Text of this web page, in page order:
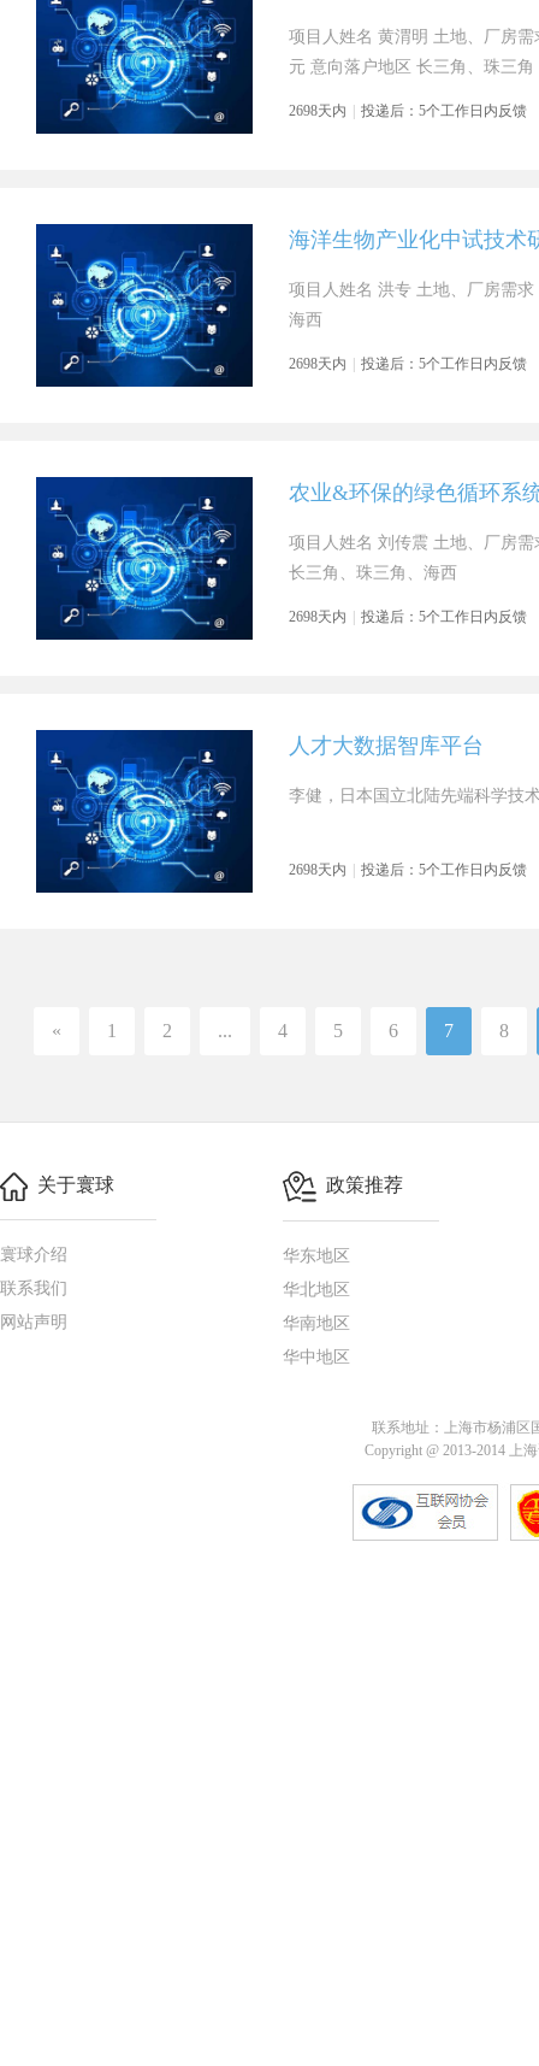
项目人姓名 黄渭明 土地、厂房需
元 意向落户地区 长三角、珠三角
2698天内 投递后：5个工作日内反馈
海洋生物产业化中试技术
项目人姓名 洪专 土地、厂房需
海西
2698天内 投递后：5个工作日内反馈
农业&环保的绿色循环系
项目人姓名 刘传震 土地、厂房
长三角、珠三角、海西
2698天内 投递后：5个工作日内反馈
人才大数据智库平台
李健，日本国立北陆先端科学技
2698天内 投递后：5个工作日内反馈
« 1 2 ... 4 5 6 7 8
关于寰球
寰球介绍
联系我们
网站声明
政策推荐
华东地区
华北地区
华南地区
华中地区
联系地址：上海市杨浦区
Copyright @ 2013-2014 上